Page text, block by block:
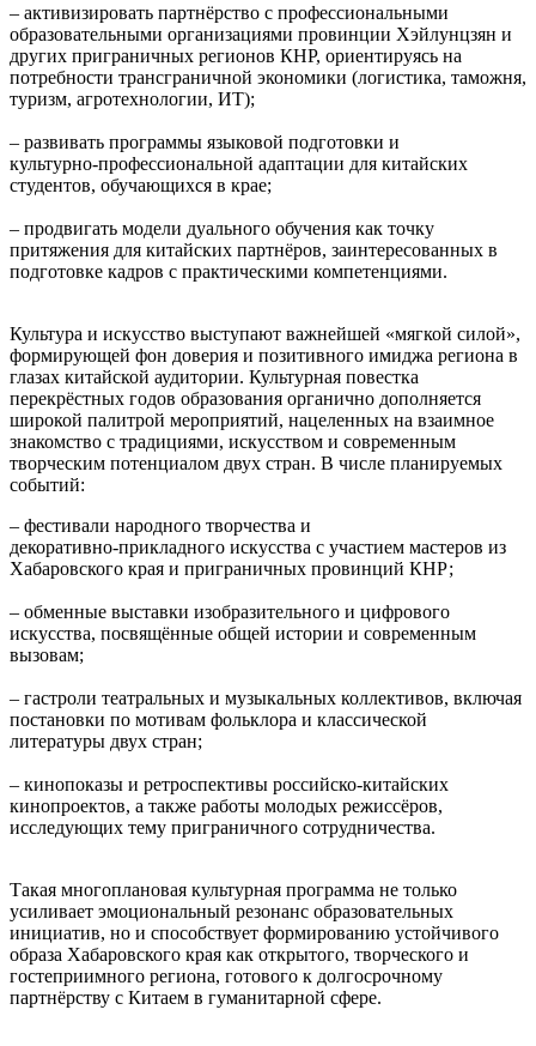
– активизировать партнёрство с профессиональными
образовательными организациями провинции Хэйлунцзян и
других приграничных регионов КНР, ориентируясь на
потребности трансграничной экономики (логистика, таможня,
туризм, агротехнологии, ИТ);
– развивать программы языковой подготовки и
культурно‑профессиональной адаптации для китайских
студентов, обучающихся в крае;
– продвигать модели дуального обучения как точку
притяжения для китайских партнёров, заинтересованных в
подготовке кадров с практическими компетенциями.
Культура и искусство выступают важнейшей «мягкой силой»,
формирующей фон доверия и позитивного имиджа региона в
глазах китайской аудитории. Культурная повестка
перекрёстных годов образования органично дополняется
широкой палитрой мероприятий, нацеленных на взаимное
знакомство с традициями, искусством и современным
творческим потенциалом двух стран. В числе планируемых
событий:
– фестивали народного творчества и
декоративно‑прикладного искусства с участием мастеров из
Хабаровского края и приграничных провинций КНР;
– обменные выставки изобразительного и цифрового
искусства, посвящённые общей истории и современным
вызовам;
– гастроли театральных и музыкальных коллективов, включая
постановки по мотивам фольклора и классической
литературы двух стран;
– кинопоказы и ретроспективы российско‑китайских
кинопроектов, а также работы молодых режиссёров,
исследующих тему приграничного сотрудничества.
Такая многоплановая культурная программа не только
усиливает эмоциональный резонанс образовательных
инициатив, но и способствует формированию устойчивого
образа Хабаровского края как открытого, творческого и
гостеприимного региона, готового к долгосрочному
партнёрству с Китаем в гуманитарной сфере.